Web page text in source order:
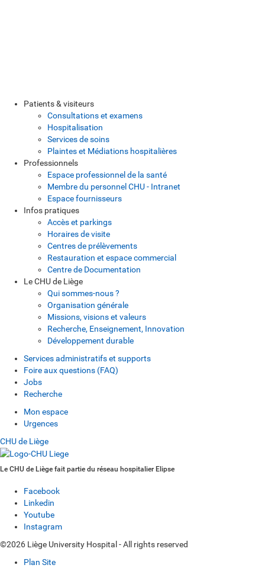
Patients & visiteurs
Consultations et examens
Hospitalisation
Services de soins
Plaintes et Médiations hospitalières
Professionnels
Espace professionnel de la santé
Membre du personnel CHU - Intranet
Espace fournisseurs
Infos pratiques
Accès et parkings
Horaires de visite
Centres de prélèvements
Restauration et espace commercial
Centre de Documentation
Le CHU de Liège
Qui sommes-nous ?
Organisation générale
Missions, visions et valeurs
Recherche, Enseignement, Innovation
Développement durable
Services administratifs et supports
Foire aux questions (FAQ)
Jobs
Recherche
Mon espace
Urgences
CHU de Liège
Le CHU de Liège fait partie du réseau hospitalier Elipse
Facebook
Linkedin
Youtube
Instagram
©2026 Liège University Hospital - All rights reserved
Plan Site